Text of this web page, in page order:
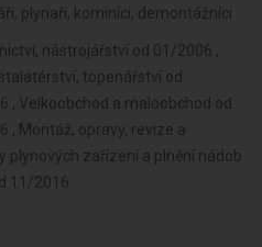
plynaři, kominíci, demontážníci
nástrojářství od 01/2006 ,
topenářství od
, Velkoobchod a maloobchod od
, Montáž, opravy, revize a
plynových zařízení a plnění nádob
11/2016